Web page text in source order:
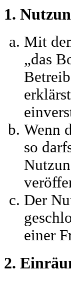
1.
Mit
„das
Wenn
so
Der
einer
2.